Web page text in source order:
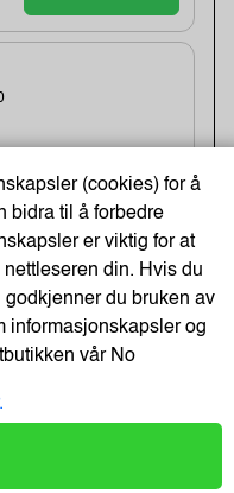
Kjøp
Ink Cartridge w/alarm
lager.
(cookies) for å
bidra til å forbedre
er viktig for at
din. Hvis du
godkjenner du bruken av
informasjonskapsler og
vårNo